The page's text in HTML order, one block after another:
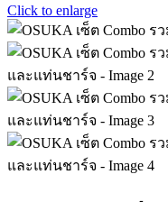
Click to enlarge